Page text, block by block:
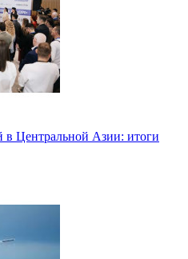
Центральной Азии: итоги